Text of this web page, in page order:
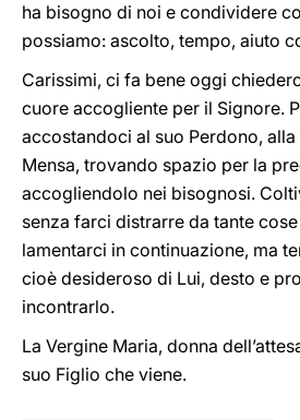
ha bisogno di noi e condividere
possiamo: ascolto, tempo, aiuto
Carissimi, ci fa bene oggi
cuore accogliente per il Signore.
accostandoci al suo Perdono, alla
Mensa, trovando spazio per la
accogliendolo nei bisognosi.
senza farci distrarre da tante
lamentarci in continuazione, ma
cioè desideroso di Lui, desto e
incontrarlo.
La Vergine Maria, donna
suo Figlio che viene.